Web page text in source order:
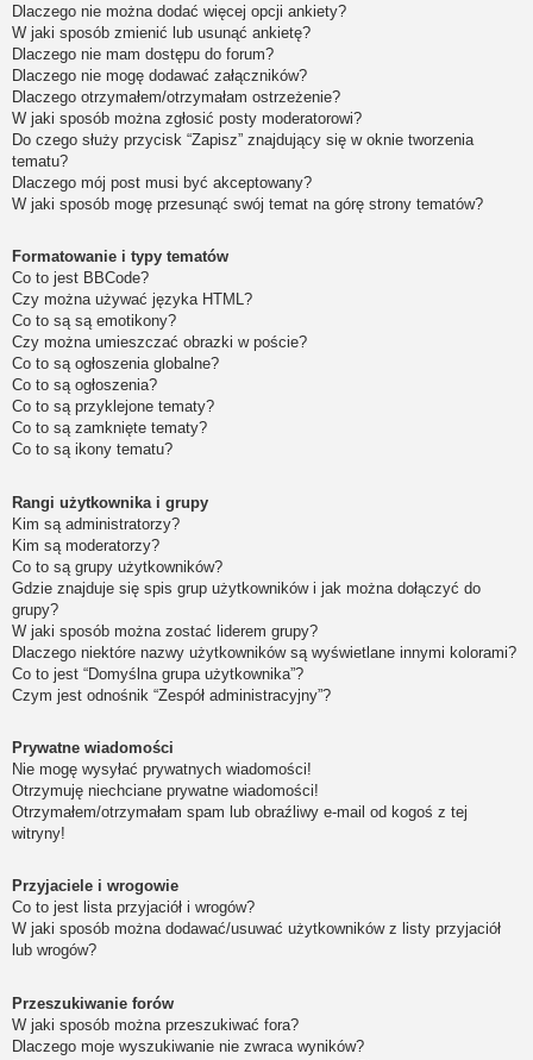
Dlaczego nie można dodać więcej opcji ankiety?
W jaki sposób zmienić lub usunąć ankietę?
Dlaczego nie mam dostępu do forum?
Dlaczego nie mogę dodawać załączników?
Dlaczego otrzymałem/otrzymałam ostrzeżenie?
W jaki sposób można zgłosić posty moderatorowi?
Do czego służy przycisk “Zapisz” znajdujący się w oknie tworzenia
tematu?
Dlaczego mój post musi być akceptowany?
W jaki sposób mogę przesunąć swój temat na górę strony tematów?
Formatowanie i typy tematów
Co to jest BBCode?
Czy można używać języka HTML?
Co to są są emotikony?
Czy można umieszczać obrazki w poście?
Co to są ogłoszenia globalne?
Co to są ogłoszenia?
Co to są przyklejone tematy?
Co to są zamknięte tematy?
Co to są ikony tematu?
Rangi użytkownika i grupy
Kim są administratorzy?
Kim są moderatorzy?
Co to są grupy użytkowników?
Gdzie znajduje się spis grup użytkowników i jak można dołączyć do
grupy?
W jaki sposób można zostać liderem grupy?
Dlaczego niektóre nazwy użytkowników są wyświetlane innymi kolorami?
Co to jest “Domyślna grupa użytkownika”?
Czym jest odnośnik “Zespół administracyjny”?
Prywatne wiadomości
Nie mogę wysyłać prywatnych wiadomości!
Otrzymuję niechciane prywatne wiadomości!
Otrzymałem/otrzymałam spam lub obraźliwy e-mail od kogoś z tej
witryny!
Przyjaciele i wrogowie
Co to jest lista przyjaciół i wrogów?
W jaki sposób można dodawać/usuwać użytkowników z listy przyjaciół
lub wrogów?
Przeszukiwanie forów
W jaki sposób można przeszukiwać fora?
Dlaczego moje wyszukiwanie nie zwraca wyników?